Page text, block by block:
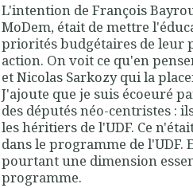
L'intention de François
MoDem, était de mettre
priorités budgétaires de leur
action. On voit ce qu'en
et Nicolas Sarkozy qui la
J'ajoute que je suis écoeuré
des députés néo-centristes :
les héritiers de l'UDF. Ce
dans le programme de l'UDF.
pourtant une dimension
programme.